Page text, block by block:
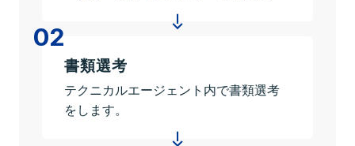
テクニカルサービス部
エンジニアリングソリューション部
IT企画営業・エンジニアリング企画営業
02
書類選考
テクニカルエージェント内で書類選考
をします。